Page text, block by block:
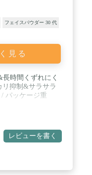
フェイスパウダー 30 代
見る
時間くずれにく
リ抑制&サラサラ
パッケージ重
レビューを書く